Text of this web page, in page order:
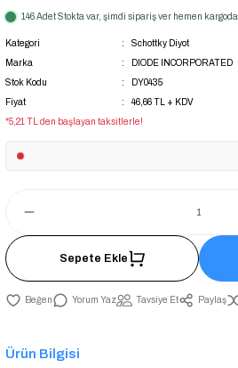
146 Adet Stokta var, şimdi sipariş ver hemen kargoda
Kategori
Schottky Diyot
Marka
DIODE INCORPORATED
Stok Kodu
DY0435
Fiyat
46,66 TL + KDV
*5,21 TL den başlayan taksitlerle!
Sepete Ekle
Yorum Yaz Tavsiye Et Paylaş
Ürün Bilgisi